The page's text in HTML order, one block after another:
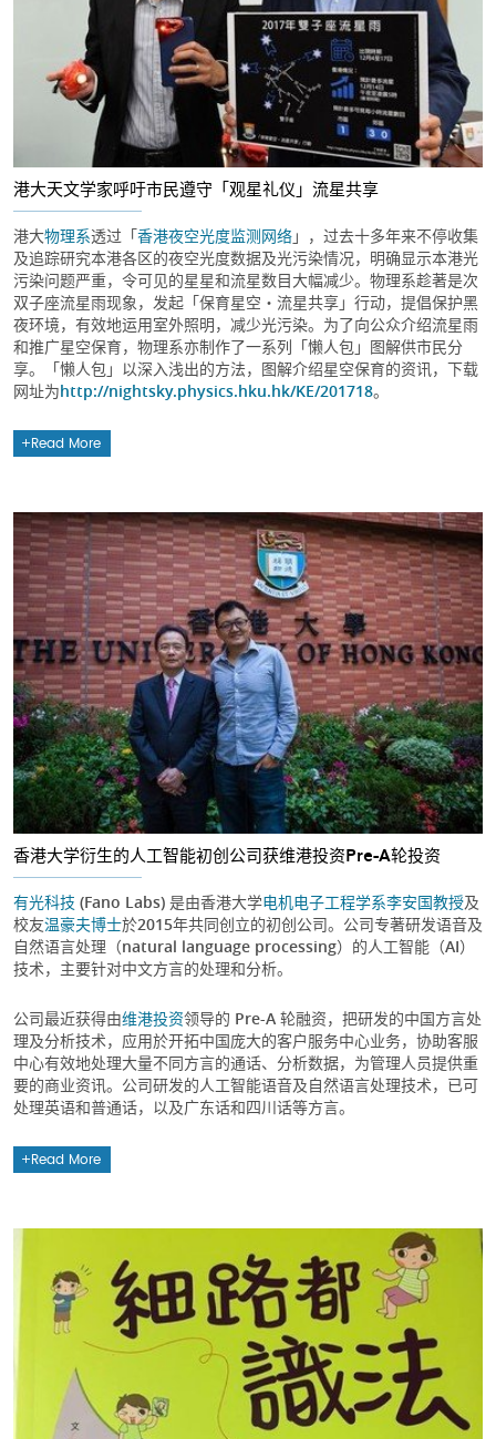
港大天文学家呼吁市民遵守「观星礼仪」流星共享
港大物理系透过「香港夜空光度监测网络」，过去十多年来不停收集
及追踪研究本港各区的夜空光度数据及光污染情况，明确显示本港光
污染问题严重，令可见的星星和流星数目大幅减少。物理系趁著是次
双子座流星雨现象，发起「保育星空・流星共享」行动，提倡保护黑
夜环境，有效地运用室外照明，减少光污染。为了向公众介绍流星雨
和推广星空保育，物理系亦制作了一系列「懒人包」图解供市民分
享。「懒人包」以深入浅出的方法，图解介绍星空保育的资讯，下载
网址为http://nightsky.physics.hku.hk/KE/201718。
Read More
香港大学衍生的人工智能初创公司获维港投资Pre-A轮投资
有光科技 (Fano Labs) 是由香港大学电机电子工程学系李安国教授及
校友温豪夫博士於2015年共同创立的初创公司。公司专著研发语音及
自然语言处理（natural language processing）的人工智能（AI）
技术，主要针对中文方言的处理和分析。
公司最近获得由维港投资领导的 Pre-A 轮融资，把研发的中国方言处
理及分析技术，应用於开拓中国庞大的客户服务中心业务，协助客服
中心有效地处理大量不同方言的通话、分析数据，为管理人员提供重
要的商业资讯。公司研发的人工智能语音及自然语言处理技术，已可
处理英语和普通话，以及广东话和四川话等方言。
Read More